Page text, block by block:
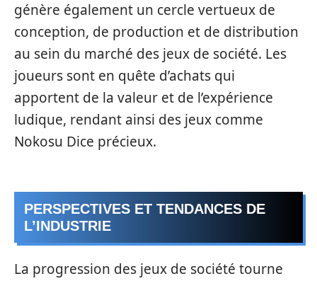
génère également un cercle vertueux de
conception, de production et de distribution
au sein du marché des jeux de société. Les
joueurs sont en quête d’achats qui
apportent de la valeur et de l’expérience
ludique, rendant ainsi des jeux comme
Nokosu Dice précieux.
PERSPECTIVES ET TENDANCES DE
L’INDUSTRIE
La progression des jeux de société tourne